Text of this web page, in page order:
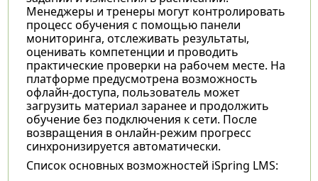
Менеджеры и тренеры могут контролировать
процесс обучения с помощью панели
мониторинга, отслеживать результаты,
оценивать компетенции и проводить
практические проверки на рабочем месте. На
платформе предусмотрена возможность
офлайн-доступа, пользователь может
загрузить материал заранее и продолжить
обучение без подключения к сети. После
возвращения в онлайн-режим прогресс
синхронизируется автоматически.
Список основных возможностей iSpring LMS: